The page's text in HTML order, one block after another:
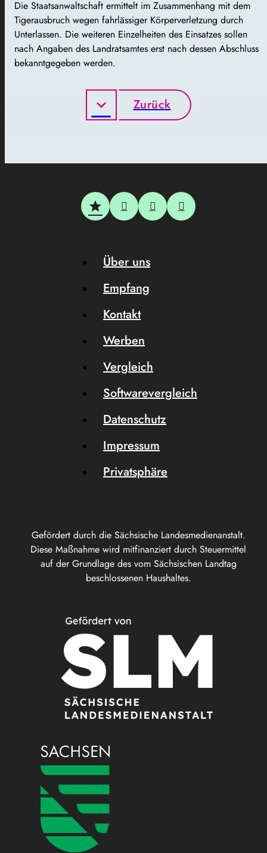
Die Staatsanwaltschaft ermittelt im Zusammenhang mit dem
Tigerausbruch wegen fahrlässiger Körperverletzung durch
Unterlassen. Die weiteren Einzelheiten des Einsatzes sollen
nach Angaben des Landratsamtes erst nach dessen Abschluss
bekanntgegeben werden.
Zurück
Gefördert durch die Sächsische Landesmedienanstalt.
Diese Maßnahme wird mitfinanziert durch Steuermittel
auf der Grundlage des vom Sächsischen Landtag
beschlossenen Haushaltes.
Über uns
Empfang
Kontakt
Werben
Vergleich
Softwarevergleich
Datenschutz
Impressum
Privatsphäre